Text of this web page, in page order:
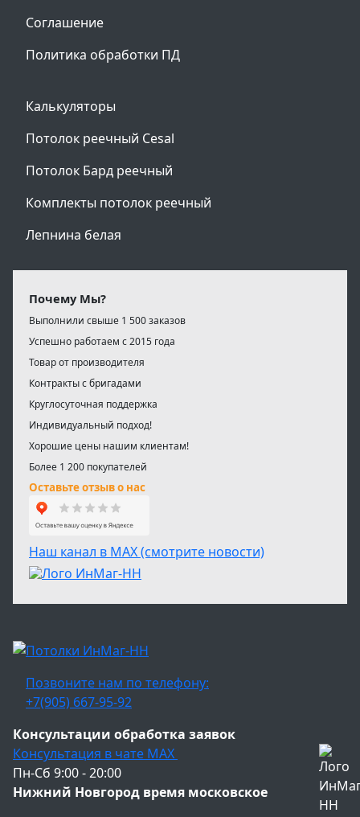
Соглашение
Политика обработки ПД
Калькуляторы
Потолок реечный Cesal
Потолок Бард реечный
Комплекты потолок реечный
Лепнина белая
Почему Мы?
Выполнили свыше 1 500 заказов
Успешно работаем с 2015 года
Товар от производителя
Контракты с бригадами
Круглосуточная поддержка
Индивидуальный подход!
Хорошие цены нашим клиентам!
Более 1 200 покупателей
Оставьте отзыв о нас
Наш канал в МАХ (смотрите новости)
Позвоните нам по телефону:
+7(905) 667-95-92
Консультации обработка заявок
Консультация в чате МАХ
Пн-Сб 9:00 - 20:00
Нижний Новгород время московское